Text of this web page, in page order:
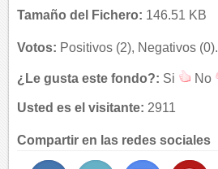
Tamaño del Fichero: 146.51 KB
Votos: Positivos (2), Negativos (0).
¿Le gusta este fondo?: Si No
Usted es el visitante: 2911
Compartir en las redes sociales